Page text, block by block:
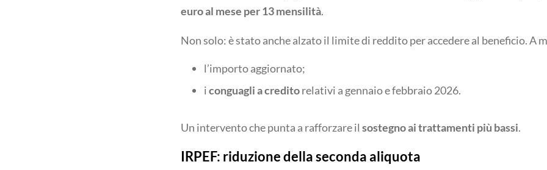
euro al mese per 13 mensilità.
Non solo: è stato anche alzato il limite di reddito per accedere al beneficio. A
l’importo aggiornato;
iconguagli a creditorelativi a gennaio e febbraio 2026.
Un intervento che punta a rafforzare il sostegno ai trattamenti più bassi.
IRPEF: riduzione della seconda aliquota